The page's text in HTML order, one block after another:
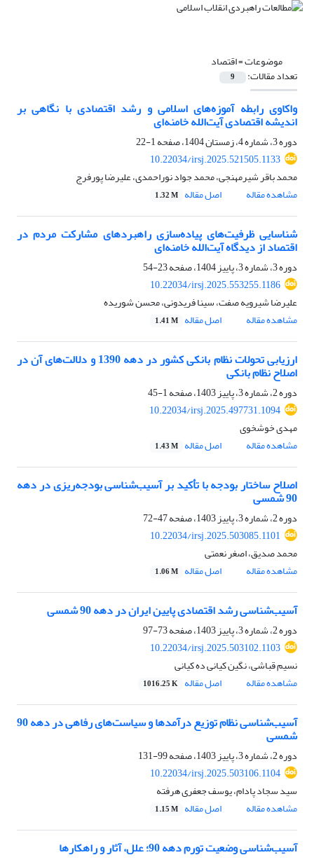
موضوعات =اقتصاد
تعداد مقالات: 9
واکاوی رابطه آموزه‌های اسلامی و رشد اقتصادی با نگاهی بر
اندیشه‌ اقتصادی آیت‌الله خامنه‌ای
دوره 3، شماره 4، زمستان 1404، صفحه
1-22
10.22034/irsj.2025.521505.1133
محمد باقر شیرمهنجی، محمد جواد نوراحمدی، علیرضا پورفرج
مشاهده مقاله
اصل مقاله 1.32 M
شناسایی ظرفیت‌های پیاده‌سازی راهبردهای مشارکت مردم در
اقتصاد از دیدگاه آیت‌الله خامنه‌ای
دوره 3، شماره 3، پاییز 1404، صفحه
23-54
10.22034/irsj.2025.553255.1186
علیرضا شیرویه صفت، سینا فریدونی، محسن شوریده
مشاهده مقاله
اصل مقاله 1.41 M
ارزیابی تحولات نظام بانکی کشور در دهه 1390 و دلالت‌های آن در
اصلاح نظام بانکی
دوره 2، شماره 3، پاییز 1403، صفحه
1-45
10.22034/irsj.2025.497731.1094
مهدی خوشخوی
مشاهده مقاله
اصل مقاله 1.43 M
اصلاح ساختار بودجه با تأکید بر آسیب‌شناسی بودجه‌ریزی در دهه
90 شمسی
دوره 2، شماره 3، پاییز 1403، صفحه
47-72
10.22034/irsj.2025.503085.1101
محمد صدیق، اصغر نعمتی
مشاهده مقاله
اصل مقاله 1.06 M
آسیب‌شناسی رشد اقتصادی پایین ایران در دهه 90 شمسی
دوره 2، شماره 3، پاییز 1403، صفحه
73-97
10.22034/irsj.2025.503102.1103
نسیم قباشی، نگین کیانی ده کیانی
مشاهده مقاله
اصل مقاله 1016.25 K
آسیب‌شناسی نظام توزیع درآمدها و سیاست‌های رفاهی در دهه 90
شمسی
دوره 2، شماره 3، پاییز 1403، صفحه
99-131
10.22034/irsj.2025.503106.1104
سید سجاد پادام، یوسف جعفری هرفته
مشاهده مقاله
اصل مقاله 1.15 M
آسیب‌شناسی وضعیت تورم دهه 90؛ علل، آثار و راهکارها